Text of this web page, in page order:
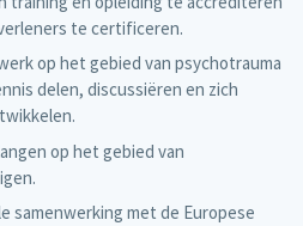
te certificeren.
op het gebied van psychotrauma
delen, discussiëren en zich
op het gebied van
samenwerking met de Europese